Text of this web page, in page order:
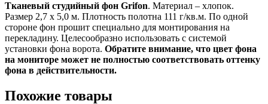
Тканевый студийный фон Grifon. Материал – хлопок.
Размер 2,7 х 5,0 м. Плотность полотна 111 г/кв.м. По одной
стороне фон прошит специально для монтирования на
перекладину. Целесообразно использовать с системой
установки фона ворота. Обратите внимание, что цвет фона
на мониторе может не полностью соответствовать оттенку
фона в действительности.
Похожие товары